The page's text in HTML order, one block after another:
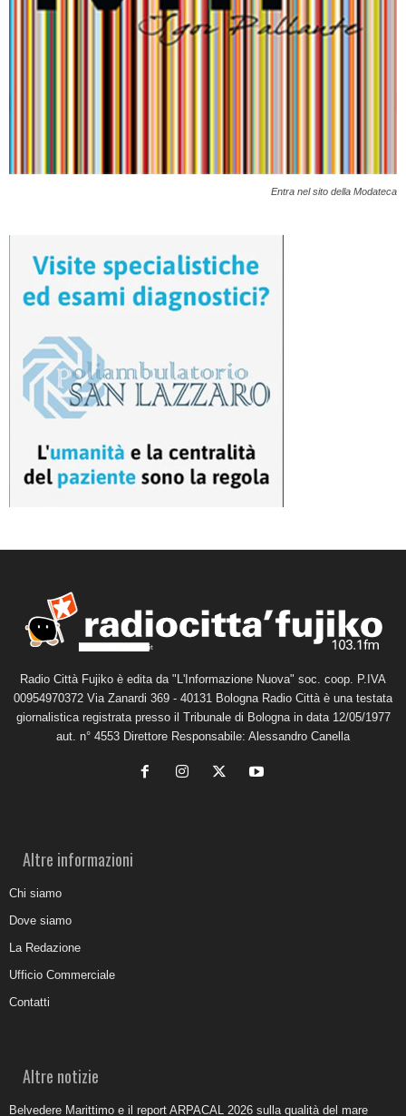
Entra nel sito della Modateca
Radio Città Fujiko è edita da "L'Informazione Nuova" soc. coop. P.IVA
00954970372 Via Zanardi 369 - 40131 Bologna Radio Città è una testata
giornalistica registrata presso il Tribunale di Bologna in data 12/05/1977
aut. n° 4553 Direttore Responsabile: Alessandro Canella
Altre informazioni
Chi siamo
Dove siamo
La Redazione
Ufficio Commerciale
Contatti
Altre notizie
Belvedere Marittimo e il report ARPACAL 2026 sulla qualità del mare